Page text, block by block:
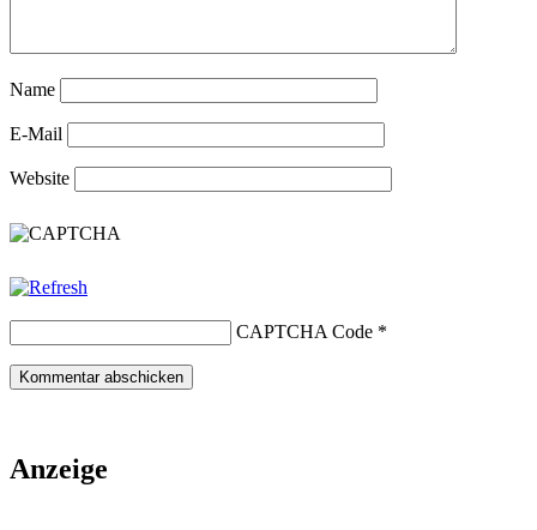
Name
E-Mail
Website
CAPTCHA Code *
Anzeige